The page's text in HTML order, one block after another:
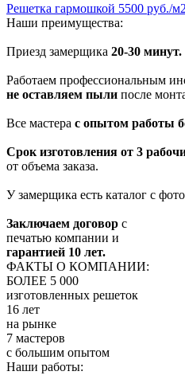
Решетка гармошкой 5500 руб./м2
Наши преимущества:
Приезд замерщика 20-30 минут.
Работаем профессиональным
не оставляем пыли после
Все мастера с опытом работы
Срок изготовления от 3
от объема заказа.
У замерщика есть каталог с
Заключаем договор с
печатью компании и
гарантией 10 лет.
ФАКТЫ О КОМПАНИИ:
БОЛЕЕ 5 000
изготовленных решеток
16 лет
на рынке
7 мастеров
с большим опытом
Наши работы: